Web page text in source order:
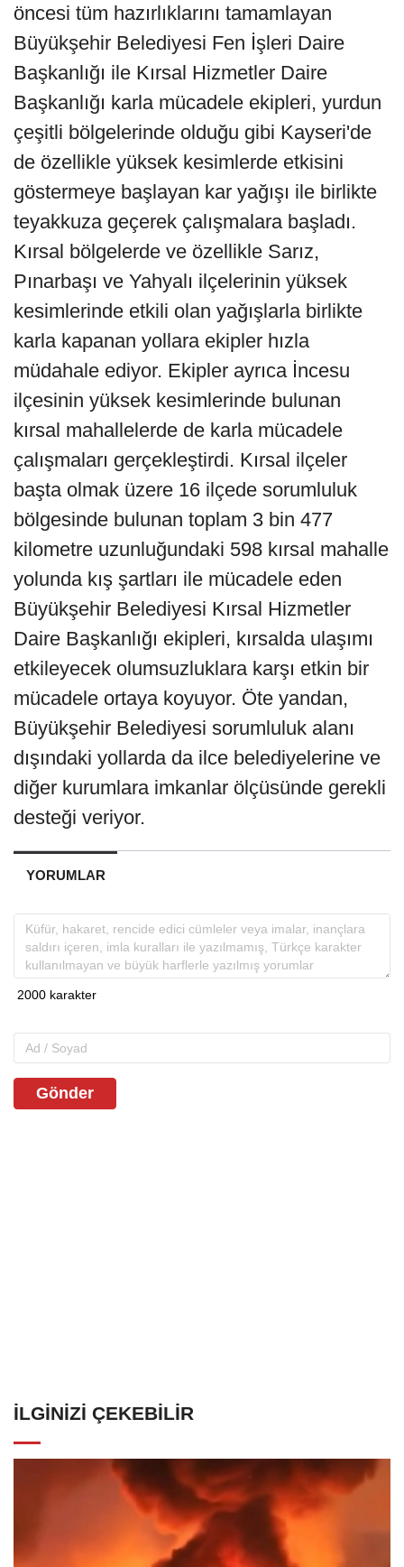
öncesi tüm hazırlıklarını tamamlayan
Büyükşehir Belediyesi Fen İşleri Daire
Başkanlığı ile Kırsal Hizmetler Daire
Başkanlığı karla mücadele ekipleri, yurdun
çeşitli bölgelerinde olduğu gibi Kayseri'de
de özellikle yüksek kesimlerde etkisini
göstermeye başlayan kar yağışı ile birlikte
teyakkuza geçerek çalışmalara başladı.
Kırsal bölgelerde ve özellikle Sarız,
Pınarbaşı ve Yahyalı ilçelerinin yüksek
kesimlerinde etkili olan yağışlarla birlikte
karla kapanan yollara ekipler hızla
müdahale ediyor. Ekipler ayrıca İncesu
ilçesinin yüksek kesimlerinde bulunan
kırsal mahallelerde de karla mücadele
çalışmaları gerçekleştirdi. Kırsal ilçeler
başta olmak üzere 16 ilçede sorumluluk
bölgesinde bulunan toplam 3 bin 477
kilometre uzunluğundaki 598 kırsal mahalle
yolunda kış şartları ile mücadele eden
Büyükşehir Belediyesi Kırsal Hizmetler
Daire Başkanlığı ekipleri, kırsalda ulaşımı
etkileyecek olumsuzluklara karşı etkin bir
mücadele ortaya koyuyor. Öte yandan,
Büyükşehir Belediyesi sorumluluk alanı
dışındaki yollarda da ilce belediyelerine ve
diğer kurumlara imkanlar ölçüsünde gerekli
desteği veriyor.
YORUMLAR
Gönder
İLGINIZI ÇEKEBILIR